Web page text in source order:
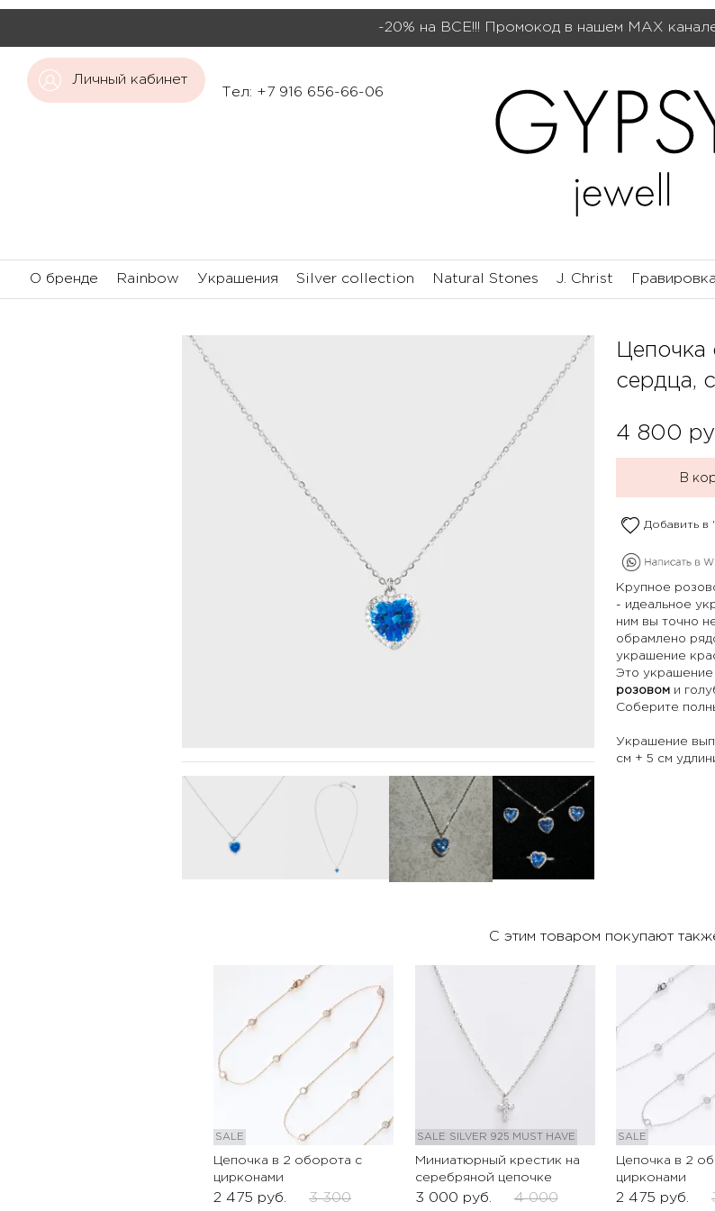
-20% на ВСЕ!!! Промокод в нашем МАХ
Тел: +7 916 656-66-06
О бренде Rainbow Украшения Silver collection Natural Stones J. Christ Гравировка
Цепочка
сердца,
4 800
В
Добавить в
Крупное
- идеальное
ним вы точно
обрамлено
украшение
Это украшение
розовом и
Соберите
Украшение
см + 5 см
С этим товаром покупают
SALE
Цепочка в 2 оборота с
цирконами
2 475 руб. 3 300
SALE SILVER 925 MUST HAVE
Миниатюрный крестик на
серебряной цепочке
3 000 руб. 4 000
SALE
Цепочка в 2
цирконами
2 475 руб.
Личный кабинет